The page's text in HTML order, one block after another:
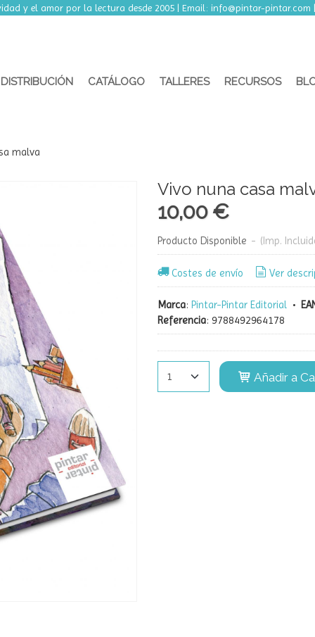
y el amor por la lectura desde 2005 | Email: info@pintar-pintar.com
DISTRIBUCIÓN CATÁLOGO TALLERES RECURSOS
malva
Vivo nuna casa
10,00 €
Producto Disponible - (Imp.
Costes de envío Ver
Marca: Pintar-Pintar Editorial•
Referencia: 9788492964178
Añadir a